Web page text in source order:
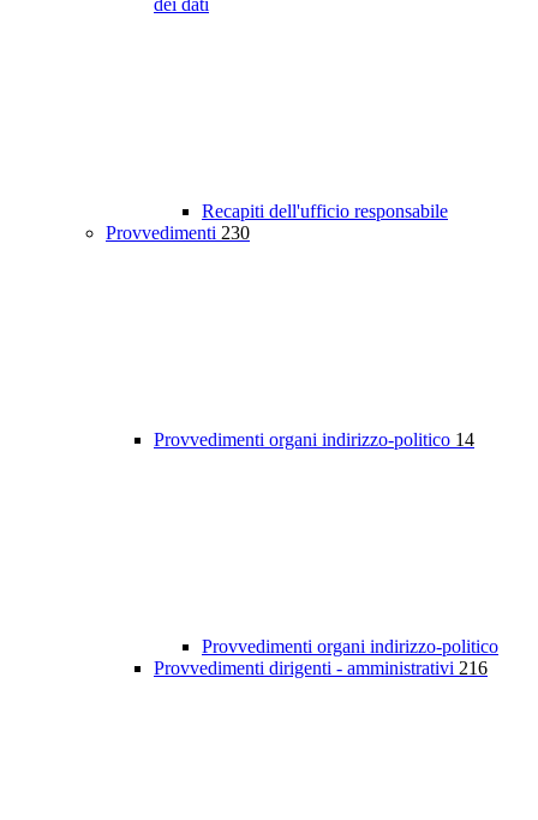
dei dati
Recapiti dell'ufficio responsabile
Provvedimenti 230
Provvedimenti organi indirizzo-politico 14
Provvedimenti organi indirizzo-politico
Provvedimenti dirigenti - amministrativi 216